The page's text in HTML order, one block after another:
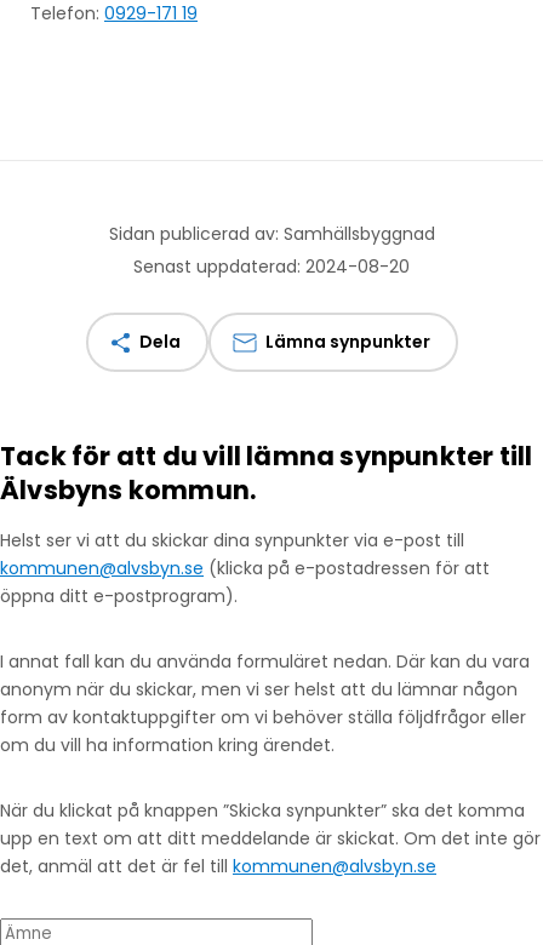
Telefon: 0929-171 19
Sidan publicerad av: Samhällsbyggnad
Senast uppdaterad: 2024-08-20
Dela Lämna synpunkter
Tack för att du vill lämna synpunkter till
Älvsbyns kommun.
Helst ser vi att du skickar dina synpunkter via e-post till
kommunen@alvsbyn.se (klicka på e-postadressen för att
öppna ditt e-postprogram).
I annat fall kan du använda formuläret nedan. Där kan du vara
anonym när du skickar, men vi ser helst att du lämnar någon
form av kontaktuppgifter om vi behöver ställa följdfrågor eller
om du vill ha information kring ärendet.
När du klickat på knappen ”Skicka synpunkter” ska det komma
upp en text om att ditt meddelande är skickat. Om det inte gör
det, anmäl att det är fel till kommunen@alvsbyn.se
Ämne